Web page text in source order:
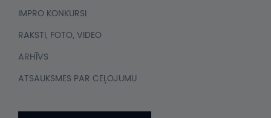
IMPRO KONKURSI
RAKSTI, FOTO, VIDEO
ARHĪVS
ATSAUKSMES PAR CEĻOJUMU